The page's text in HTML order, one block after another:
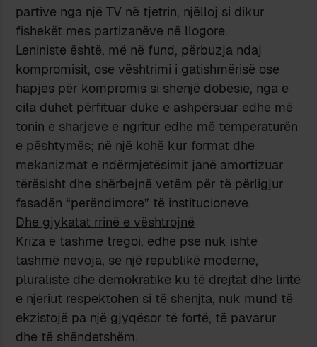
partive nga një TV në tjetrin, njëlloj si dikur
fishekët mes partizanëve në llogore.
Leniniste është, më në fund, përbuzja ndaj
kompromisit, ose vështrimi i gatishmërisë ose
hapjes për kompromis si shenjë dobësie, nga e
cila duhet përfituar duke e ashpërsuar edhe më
tonin e sharjeve e ngritur edhe më temperaturën
e pështymës; në një kohë kur format dhe
mekanizmat e ndërmjetësimit janë amortizuar
tërësisht dhe shërbejnë vetëm për të përligjur
fasadën “perëndimore” të institucioneve.
Dhe gjykatat rrinë e vështrojnë
Kriza e tashme tregoi, edhe pse nuk ishte
tashmë nevoja, se një republikë moderne,
pluraliste dhe demokratike ku të drejtat dhe liritë
e njeriut respektohen si të shenjta, nuk mund të
ekzistojë pa një gjyqësor të fortë, të pavarur
dhe të shëndetshëm.